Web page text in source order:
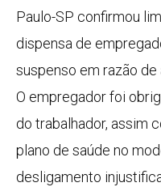
Paulo-SP confirmou
dispensa de
suspenso em razão
O empregador foi
do trabalhador, assim
plano de saúde no
desligamento